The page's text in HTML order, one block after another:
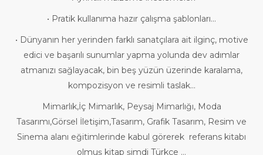
• Pratik kullanıma hazır çalışma şablonları...
• Dünyanın her yerinden farklı sanatçılara ait ilginç, motive
edici ve başarılı sunumlar yapma yolunda dev adımlar
atmanızı sağlayacak, bin beş yüzün üzerinde karalama,
kompozisyon ve resimli taslak...
Mimarlık,İç Mimarlık, Peysaj Mimarlığı, Moda
Tasarımı,Görsel İletişim,Tasarım, Grafik Tasarım, Resim ve
Sinema alanı eğitimlerinde kabul görerek referans kitabı
olmuş kitap şimdi Türkçe …